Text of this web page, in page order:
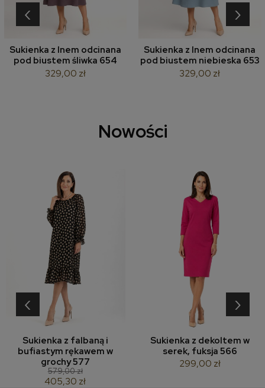
Sukienka z lnem odcinana
pod biustem śliwka 654
329,00 zł
Sukienka z lnem odcinana
pod biustem niebieska 653
329,00 zł
‹ ›
Nowości
Sukienka z falbaną i
bufiastym rękawem w
grochy 577
579,00 zł
405,30 zł
Sukienka z dekoltem w
serek, fuksja 566
299,00 zł
‹ ›